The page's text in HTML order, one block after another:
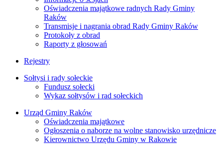
Oświadczenia majątkowe radnych Rady Gminy
Raków
Transmisje i nagrania obrad Rady Gminy Raków
Protokoły z obrad
Raporty z głosowań
Rejestry
Sołtysi i rady sołeckie
Fundusz sołecki
Wykaz sołtysów i rad sołeckich
Urząd Gminy Raków
Oświadczenia majątkowe
Ogłoszenia o naborze na wolne stanowisko urzędnicze
Kierownictwo Urzędu Gminy w Rakowie